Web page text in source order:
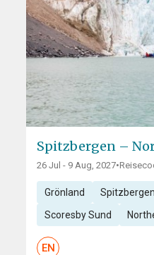
Spitzbergen –
26 Jul - 9 Aug, 2027•
Grönland Spitzbergen
Scoresby Sund
EN